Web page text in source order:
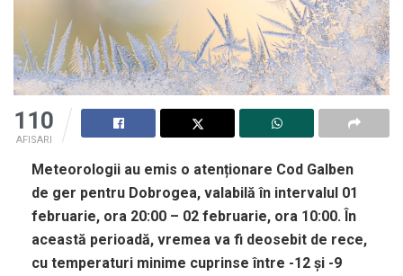
110
AFISARI
Meteorologii au emis o atenționare Cod Galben
de ger pentru Dobrogea, valabilă în intervalul 01
februarie, ora 20:00 – 02 februarie, ora 10:00. În
această perioadă, vremea va fi deosebit de rece,
cu temperaturi minime cuprinse între -12 și -9